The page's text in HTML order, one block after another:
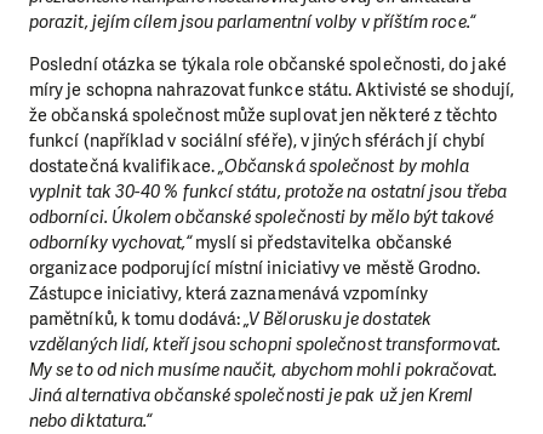
porazit, jejím cílem jsou parlamentní volby v příštím roce.“
Poslední otázka se týkala role občanské společnosti, do jaké
míry je schopna nahrazovat funkce státu. Aktivisté se shodují,
že občanská společnost může suplovat jen některé z těchto
funkcí (například v sociální sféře), v jiných sférách jí chybí
dostatečná kvalifikace.„Občanská společnost by mohla
vyplnit tak 30-40 % funkcí státu, protože na ostatní jsou třeba
odborníci. Úkolem občanské společnosti by mělo být takové
odborníky vychovat,“myslí si představitelka občanské
organizace podporující místní iniciativy ve městě Grodno.
Zástupce iniciativy, která zaznamenává vzpomínky
pamětníků, k tomu dodává:„V Bělorusku je dostatek
vzdělaných lidí, kteří jsou schopni společnost transformovat.
My se to od nich musíme naučit, abychom mohli pokračovat.
Jiná alternativa občanské společnosti je pak už jen Kreml
nebo diktatura.“
LÍBÍ SE VÁM, CO DĚLÁME?
PODPOŘTE NÁS!
Abychom mohli pomáhat smysluplně, neobejdeme se
bez Vaší podpory. Ať už se nám rozhodnete pomoci
jedním darem nebo se stanete pravidelným dárcem
Klubu přátel, Vaše dary nám umožní pomoci vždy tam,
kde je to nejvíce potřeba.